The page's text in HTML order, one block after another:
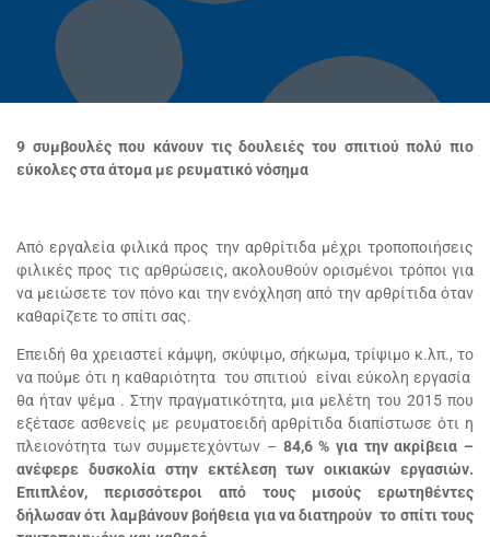
9 συμβουλές που κάνουν τις δουλειές του σπιτιού πολύ πιο
εύκολες στα άτομα με ρευματικό νόσημα
Από εργαλεία φιλικά προς την αρθρίτιδα μέχρι τροποποιήσεις
φιλικές προς τις αρθρώσεις, ακολουθούν ορισμένοι τρόποι για
να μειώσετε τον πόνο και την ενόχληση από την αρθρίτιδα όταν
καθαρίζετε το σπίτι σας.
Επειδή θα χρειαστεί κάμψη, σκύψιμο, σήκωμα, τρίψιμο κ.λπ., το
να πούμε ότι η καθαριότητα του σπιτιού είναι εύκολη εργασία
θα ήταν ψέμα . Στην πραγματικότητα, μια μελέτη του 2015 που
εξέτασε ασθενείς με ρευματοειδή αρθρίτιδα διαπίστωσε ότι η
πλειονότητα των συμμετεχόντων – 84,6 % για την ακρίβεια –
ανέφερε δυσκολία στην εκτέλεση των οικιακών εργασιών.
Επιπλέον, περισσότεροι από τους μισούς ερωτηθέντες
δήλωσαν ότι λαμβάνουν βοήθεια για να διατηρούν το σπίτι τους